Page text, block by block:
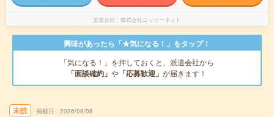
派遣会社 株式会社ニッソーネット
興味があったら「★気になる！」をタップ！
「気になる！」を押しておくと、派遣会社から
「面談確約」 や 「応募歓迎」 が届きます！
未読 掲載日 2026/08/08